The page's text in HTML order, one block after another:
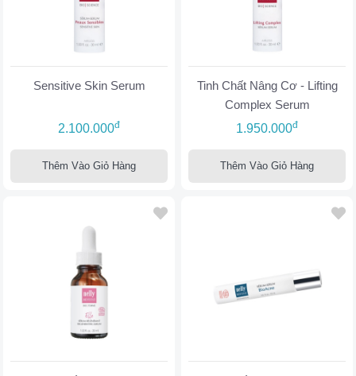
Sensitive Skin Serum
2.100.000đ
Thêm Vào Giỏ Hàng
Tinh Chất Nâng Cơ - Lifting
Complex Serum
1.950.000đ
Thêm Vào Giỏ Hàng